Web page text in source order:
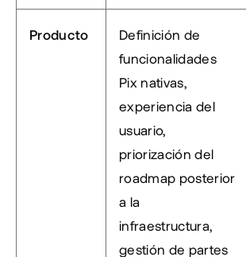
Producto
Definición de
funcionalidades
Pix nativas,
experiencia del
usuario,
priorización del
roadmap posterior
a la
infraestructura,
gestión de partes